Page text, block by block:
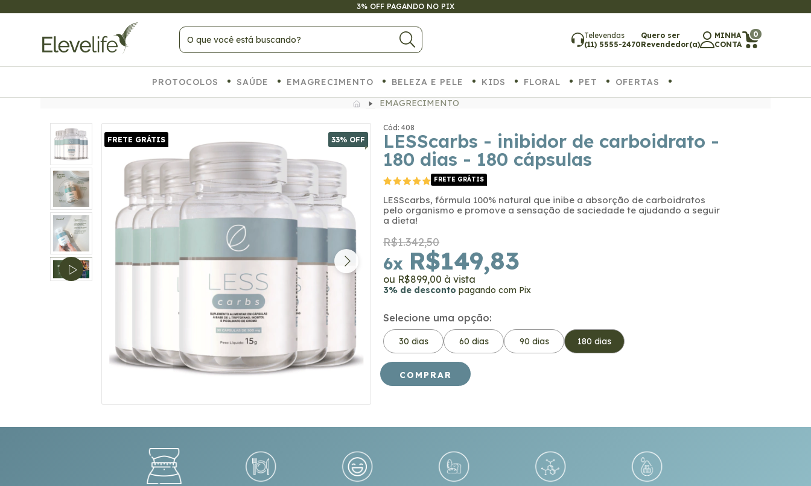
ATÉ 6X SEM JUROS NO CARTÃO
Televendas
(11) 5555-2470
Quero ser
Revendedor(a)
MINHA
CONTA
0
PROTOCOLOS SAÚDE EMAGRECIMENTO BELEZA E PELE KIDS FLORAL PET
OFERTAS
EMAGRECIMENTO
33% OFF
FRETE GRÁTIS
Cód: 408
LESScarbs - inibidor de carboidrato -
180 dias - 180 cápsulas
FRETE GRÁTIS
LESScarbs, fórmula 100% natural que inibe a absorção de carboidratos
pelo organismo e promove a sensação de saciedade te ajudando a seguir
a dieta!
R$1.342,50
6x R$149,83
3% de desconto pagando com Pix
R$899,00
Selecione uma opção:
30 dias 60 dias 90 dias 180 dias